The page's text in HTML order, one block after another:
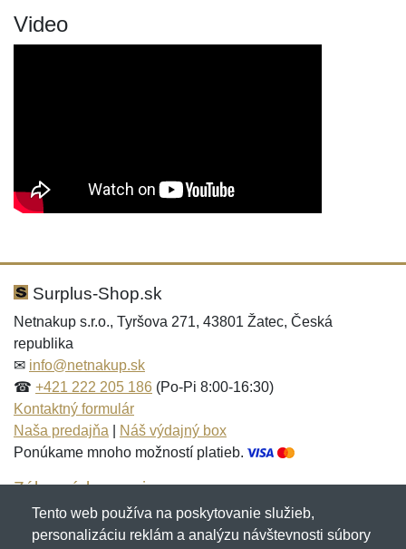
Video
Hodnotenie:
Meno:*
E-mail:
Správa*
Meno:
E-mail:*
Správa*
Surplus-Shop.sk
Netnakup s.r.o., Tyršova 271, 43801 Žatec, Česká
republika
✉ info@netnakup.sk
☎ +421 222 205 186 (Po-Pi 8:00-16:30)
Kontaktný formulár
Naša predajňa
Náš výdajný box
Ponúkame mnoho možností platieb.
Zákaznícky servis
Novinky emailom
Tento web používa na poskytovanie služieb,
personalizáciu reklám a analýzu návštevnosti súbory